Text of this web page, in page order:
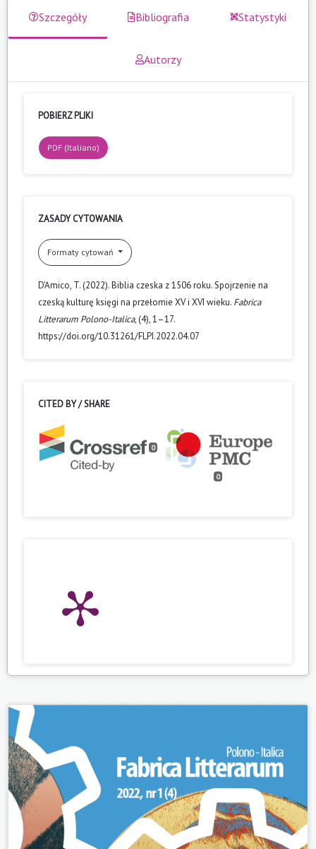
Szczegóły Bibliografia Statystyki
Autorzy
POBIERZ PLIKI
PDF (Italiano)
ZASADY CYTOWANIA
Formaty cytowań
D'Amico, T. (2022). Biblia czeska z 1506 roku. Spojrzenie na
czeską kulturę księgi na przełomie XV i XVI wieku. Fabrica
Litterarum Polono-Italica, (4), 1–17.
https://doi.org/10.31261/FLPI.2022.04.07
CITED BY / SHARE
0
0